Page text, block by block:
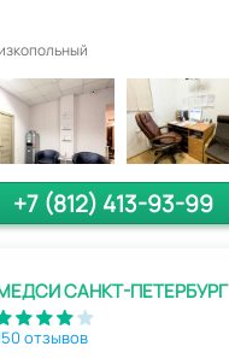
+7 (812) 413-93-99
САНКТ-ПЕТЕРБУРГ
отзывов